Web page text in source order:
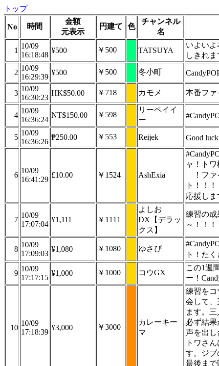
トップ
No 時間
金額
元表示
円建て 色
チャンネル
名
1
10/09
16:18:48
¥500 ￥500 TATSUYA
いよい
しきれ
2
10/09
16:29:39
¥500 ￥500 冬小町
3
10/09
16:30:23
HK$50.00 ￥718 カモメ 本番ファ
4
10/09
16:36:24
NT$150.00 ￥598
リーペイイ
ー
5
10/09
16:36:26
₱250.00 ￥553 Reijek Good
6
10/09
16:41:29
£10.00 ￥1524 AshExia
ャ！ト
！フ
ト！！
応援しま
7
10/09
17:07:04
¥1,111 ￥1111
よしお
DX【デラッ
クス】
練習の成
～！！！
8
10/09
17:09:03
¥1,080 ￥1080 ゆさぴ
ト！た
9
10/09
17:17:15
¥1,000 ￥1000 コウGX
この1週
ー！
10
10/09
17:18:39
¥3,000 ￥3000
カレーキー
マ
練習をコ
会して、
ます。
必ず結
声を出
トワさ
す。ジブ
最後まで